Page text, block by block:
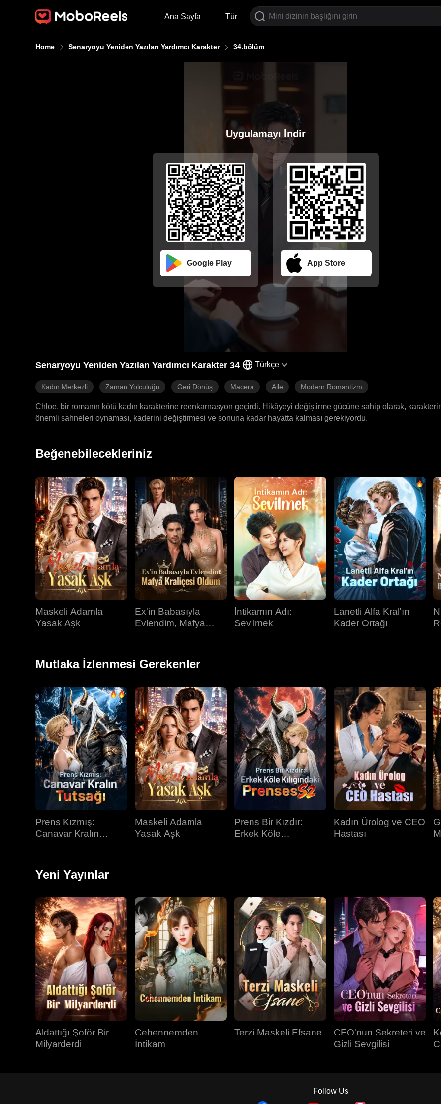
Ana Sayfa Tür
Home Senaryoyu Yeniden Yazılan Yardımcı Karakter 34.bölüm
Uygulamayı İndir
Google Play App Store
Senaryoyu Yeniden Yazılan Yardımcı Karakter 34 Türkçe
Kadın Merkezli Zaman Yolculuğu Geri Dönüş Macera Aile Modern Romantizm
Chloe, bir romanın kötü kadın karakterine reenkarnasyon geçirdi. Hikâyeyi değiştirme gücüne sahip olarak,
önemli sahneleri oynaması, kaderini değiştirmesi ve sonuna kadar hayatta kalması gerekiyordu.
Beğenebilecekleriniz
Maskeli Adamla
Yasak Aşk
Ex'in Babasıyla
Evlendim, Mafya
İntikamın Adı:
Sevilmek
Lanetli Alfa Kral'ın
Kader Ortağı
Mutlaka İzlenmesi Gerekenler
Prens Kızmış:
Canavar Kralın
Maskeli Adamla
Yasak Aşk
Prens Bir Kızdır:
Erkek Köle
Kadın Ürolog ve CEO
Hastası
Yeni Yayınlar
Aldattığı Şoför Bir
Milyarderdi
Cehennemden
İntikam
Terzi Maskeli Efsane
CEO'nun Sekreteri ve
Gizli Sevgilisi
Follow Us